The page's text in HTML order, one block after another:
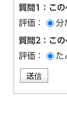
質問1：この
評価：
分
質問2：この
評価：
た